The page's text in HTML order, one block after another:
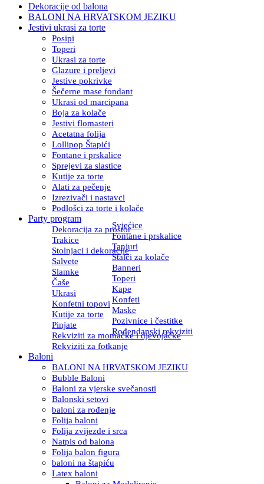
Dekoracije od balona
BALONI NA HRVATSKOM JEZIKU
Jestivi ukrasi za torte
Posipi
Toperi
Ukrasi za torte
Glazure i preljevi
Jestive pokrivke
Šečerne mase fondant
Ukrasi od marcipana
Boja za kolače
Jestivi flomasteri
Acetatna folija
Lollipop Štapići
Fontane i prskalice
Sprejevi za slastice
Kutije za torte
Alati za pečenje
Izrezivači i nastavci
Podlošci za torte i kolače
Party program
Dekoracija za prostor
Svjećice
Trakice
Fontane i prskalice
Stolnjaci i dekoracije
Tanjuri
Salvete
Stalci za kolače
Slamke
Banneri
Čaše
Toperi
Ukrasi
Kape
Konfetni topovi Konfeti
Kutije za torte
Maske
Pinjate
Pozivnice i čestitke
Rekviziti za momačke i djevojačke
Rođendanski rekviziti
Rekviziti za fotkanje
Baloni
BALONI NA HRVATSKOM JEZIKU
Bubble Baloni
Baloni za vjerske svečanosti
Balonski setovi
baloni za rođenje
Folija baloni
Folija zvijezde i srca
Natpis od balona
Folija balon figura
baloni na štapiću
Latex baloni